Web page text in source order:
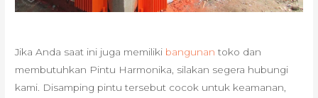
Jika Anda saat ini juga memiliki bangunan toko dan
membutuhkan Pintu Harmonika, silakan segera hubungi
kami. Disamping pintu tersebut cocok untuk keamanan,